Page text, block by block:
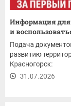
Информация для
и
Подача
развитию
Красногорск:
31.07.2026